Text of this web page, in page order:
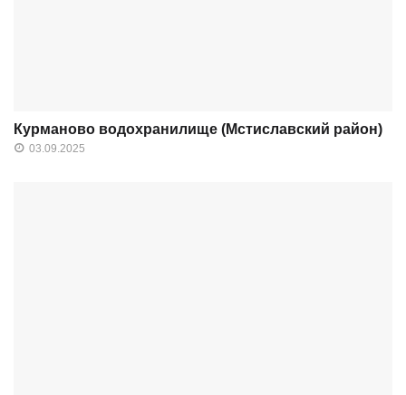
Курманово водохранилище (Мстиславский район)
03.09.2025